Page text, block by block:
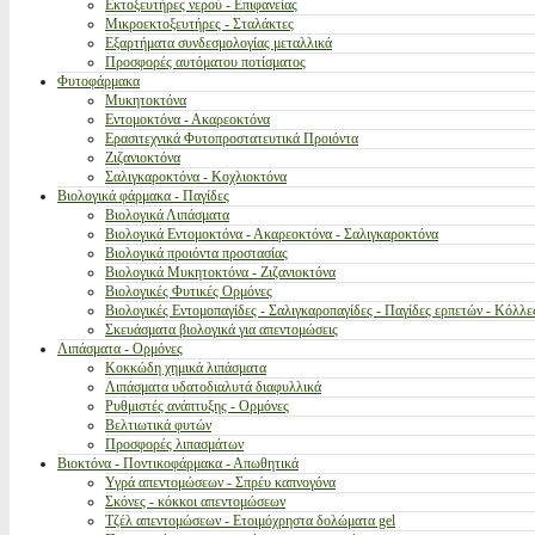
Εκτοξευτήρες νερού - Επιφανείας
Μικροεκτοξευτήρες - Σταλάκτες
Εξαρτήματα συνδεσμολογίας μεταλλικά
Προσφορές αυτόματου ποτίσματος
Φυτοφάρμακα
Μυκητοκτόνα
Εντομοκτόνα - Ακαρεοκτόνα
Ερασιτεχνικά Φυτοπροστατευτικά Προιόντα
Ζιζανιοκτόνα
Σαλιγκαροκτόνα - Κοχλιοκτόνα
Βιολογικά φάρμακα - Παγίδες
Βιολογικά Λιπάσματα
Βιολογικά Εντομοκτόνα - Ακαρεοκτόνα - Σαλιγκαροκτόνα
Βιολογικά προιόντα προστασίας
Βιολογικά Μυκητοκτόνα - Ζιζανιοκτόνα
Βιολογικές Φυτικές Ορμόνες
Βιολογικές Εντομοπαγίδες - Σαλιγκαροπαγίδες - Παγίδες ερπετών -
Σκευάσματα βιολογικά για απεντομώσεις
Λιπάσματα - Ορμόνες
Κοκκώδη χημικά λιπάσματα
Λιπάσματα υδατοδιαλυτά διαφυλλικά
Ρυθμιστές ανάπτυξης - Ορμόνες
Βελτιωτικά φυτών
Προσφορές λιπασμάτων
Βιοκτόνα - Ποντικοφάρμακα - Απωθητικά
Υγρά απεντομώσεων - Σπρέυ καπνογόνα
Σκόνες - κόκκοι απεντομώσεων
Τζέλ απεντομώσεων - Ετοιμόχρηστα δολώματα gel